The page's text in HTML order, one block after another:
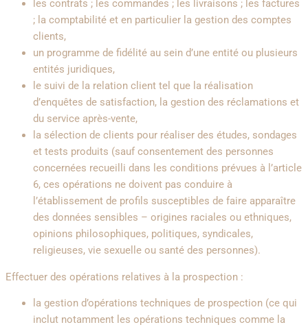
les contrats ; les commandes ; les livraisons ; les factures
; la comptabilité et en particulier la gestion des comptes
clients,
un programme de fidélité au sein d’une entité ou plusieurs
entités juridiques,
le suivi de la relation client tel que la réalisation
d’enquêtes de satisfaction, la gestion des réclamations et
du service après-vente,
la sélection de clients pour réaliser des études, sondages
et tests produits (sauf consentement des personnes
concernées recueilli dans les conditions prévues à l’article
6, ces opérations ne doivent pas conduire à
l’établissement de profils susceptibles de faire apparaître
des données sensibles – origines raciales ou ethniques,
opinions philosophiques, politiques, syndicales,
religieuses, vie sexuelle ou santé des personnes).
Effectuer des opérations relatives à la prospection :
la gestion d’opérations techniques de prospection (ce qui
inclut notamment les opérations techniques comme la